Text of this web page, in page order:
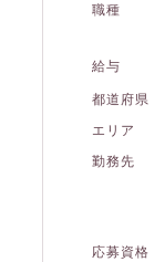
職種
給与
都道府県
エリア
勤務先
応募資格